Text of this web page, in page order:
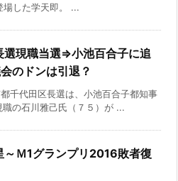
場した学天即。 ...
選現職当選⇒小池百合子に追
のドンは引退？
千代田区長選は、小池百合子都知事
職の石川雅己氏（７５）が ...
～Ｍ1グランプリ2016敗者復